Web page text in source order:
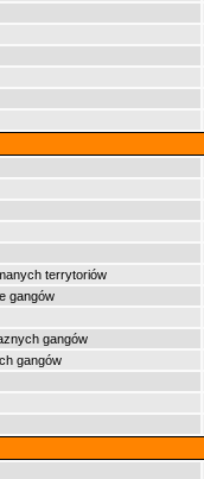
terrytoriów
gangów
gangów
gangów